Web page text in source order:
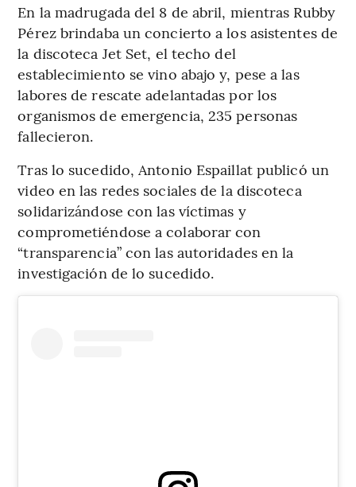
En la madrugada del 8 de abril, mientras Rubby
Pérez brindaba un concierto a los asistentes de
la discoteca Jet Set, el techo del
establecimiento se vino abajo y, pese a las
labores de rescate adelantadas por los
organismos de emergencia, 235 personas
fallecieron.
Tras lo sucedido, Antonio Espaillat publicó un
video en las redes sociales de la discoteca
solidarizándose con las víctimas y
comprometiéndose a colaborar con
“transparencia” con las autoridades en la
investigación de lo sucedido.